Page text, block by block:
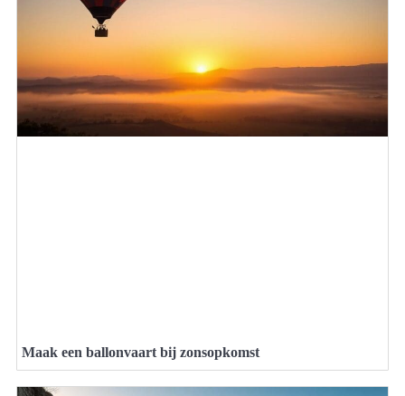
Maak een ballonvaart bij zonsopkomst